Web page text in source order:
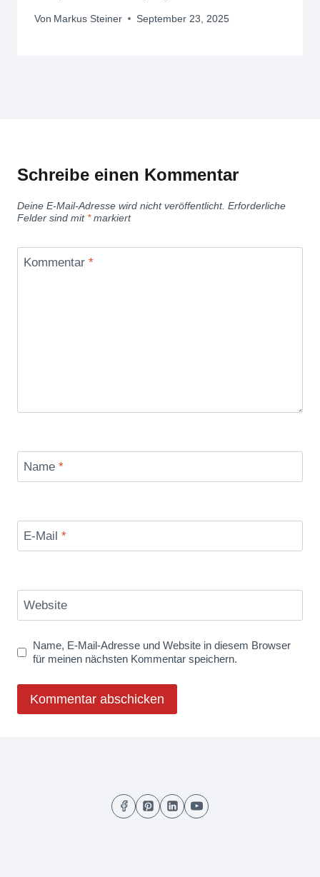
Von Markus Steiner September 23, 2025
Schreibe einen Kommentar
Deine E-Mail-Adresse wird nicht veröffentlicht. Erforderliche
Felder sind mit *markiert
Kommentar *
Name *
E-Mail *
Website
Name, E-Mail-Adresse und Website in diesem Browser
für meinen nächsten Kommentar speichern.